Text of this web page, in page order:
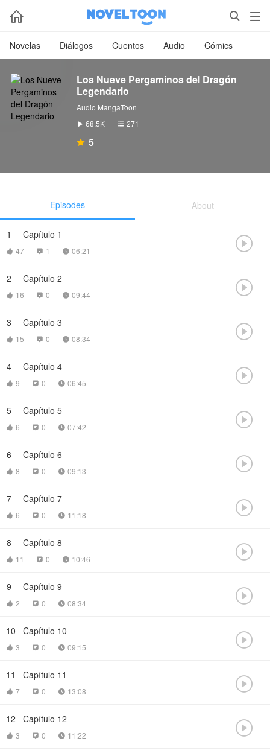
  
Novelas Diálogos Cuentos Audio Cómics
Los Nueve Pergaminos del Dragón
Legendario
Audio MangaToon
 68.5K  271
 5
Episodes About
1 Capítulo 1
 47  1  06:21 
2 Capítulo 2
 16  0  09:44 
3 Capítulo 3
 15  0  08:34 
4 Capítulo 4
 9  0  06:45 
5 Capítulo 5
 6  0  07:42 
6 Capítulo 6
 8  0  09:13 
7 Capítulo 7
 6  0  11:18 
8 Capítulo 8
 11  0  10:46 
9 Capítulo 9
 2  0  08:34 
10 Capítulo 10
 3  0  09:15 
11 Capítulo 11
 7  0  13:08 
12 Capítulo 12
 3  0  11:22 